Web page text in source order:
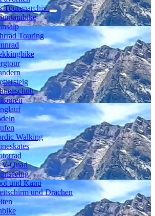
Tourenarchiv
Touring
Walking
Quad
und Kanu
und Drachen